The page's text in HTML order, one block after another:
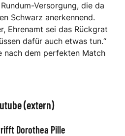
Versorgung, die da
Schwarz anerkennend.
Ehrenamt sei das Rückgrat
dafür auch etwas tun.“
nach dem perfekten Match
(extern)
Dorothea Pille